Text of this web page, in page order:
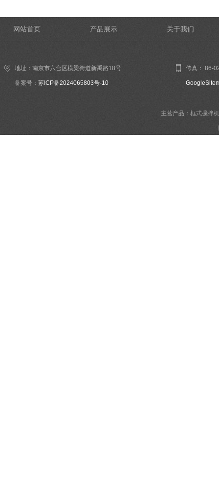
网站首页 产品展示 关于我们
地址：南京市六合区横梁街道新禹路18号
备案号： 苏ICP备2024065803号-10
传真： 86-
主营产品：框式搅拌